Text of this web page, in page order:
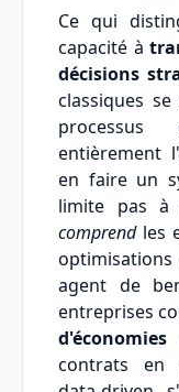
Ce qui
capacité à
décisions
classiques
processus
entièrement
en faire un
limite pas à
comprendles
agent de
entreprises
contrats en